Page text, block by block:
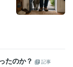
たのか？
記事